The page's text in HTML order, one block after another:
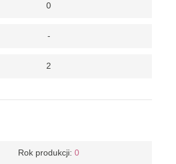
0
-
2
Rok produkcji: 0